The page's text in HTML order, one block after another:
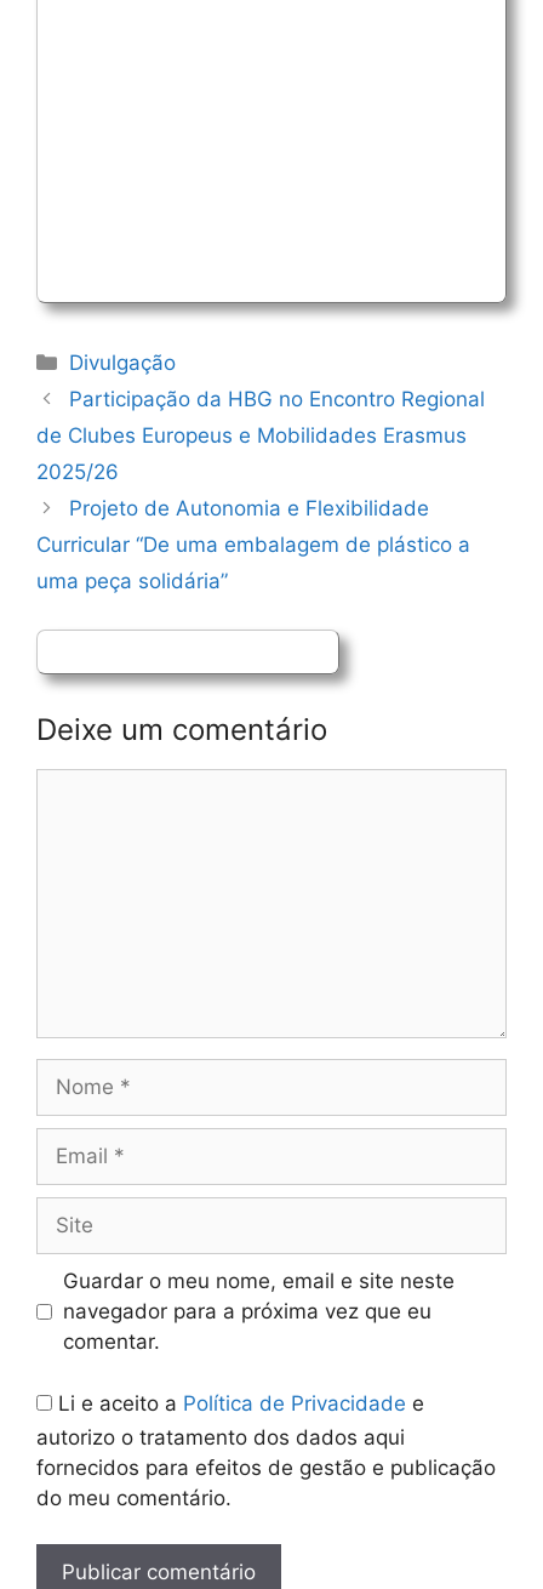
Categorias
Divulgação
Navegação
de
Participação da HBG no Encontro Regional
de Clubes Europeus e Mobilidades Erasmus
2025/26
Projeto de Autonomia e Flexibilidade
Curricular “De uma embalagem de plástico a
uma peça solidária”
Deixe um comentário
Nome
Email
Site
Guardar o meu nome, email e site neste
navegador para a próxima vez que eu
comentar.
Li e aceito a Política de Privacidade e
autorizo o tratamento dos dados aqui
fornecidos para efeitos de gestão e publicação
do meu comentário.